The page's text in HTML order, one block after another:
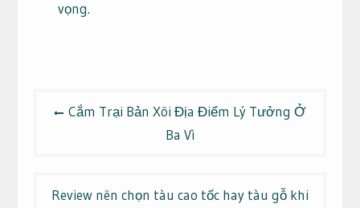
vọng.
Cắm Trại Bản Xôi Địa Điểm Lý Tưởng Ở
Ba Vì
Review nên chọn tàu cao tốc hay tàu gỗ khi